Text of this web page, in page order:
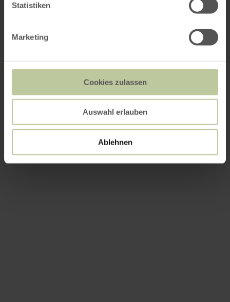
Statistiken
Marketing
Cookies zulassen
Auswahl erlauben
Ablehnen